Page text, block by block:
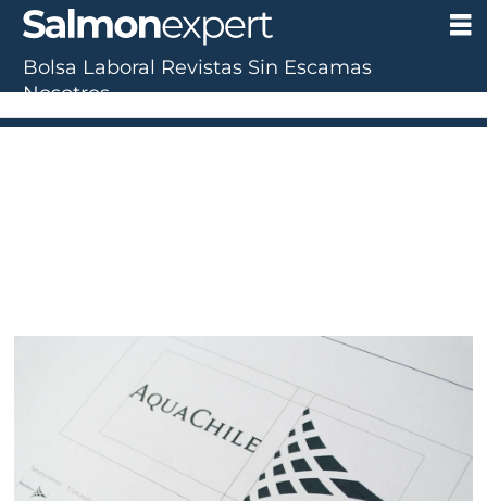
Bolsa Laboral Revistas Sin Escamas
Nosotros